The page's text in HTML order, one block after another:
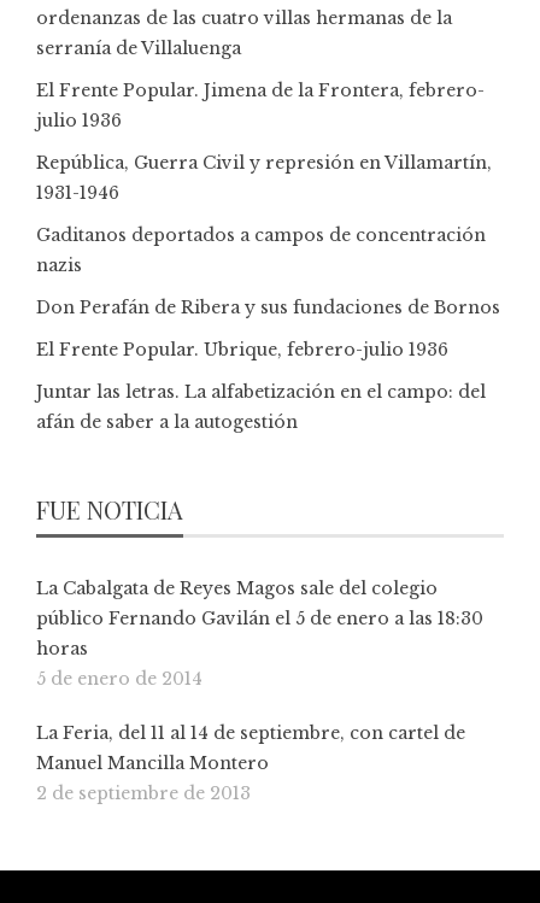
ordenanzas de las cuatro villas hermanas de la
serranía de Villaluenga
El Frente Popular. Jimena de la Frontera, febrero-
julio 1936
República, Guerra Civil y represión en Villamartín,
1931-1946
Gaditanos deportados a campos de concentración
nazis
Don Perafán de Ribera y sus fundaciones de Bornos
El Frente Popular. Ubrique, febrero-julio 1936
Juntar las letras. La alfabetización en el campo: del
afán de saber a la autogestión
FUE NOTICIA
La Cabalgata de Reyes Magos sale del colegio
público Fernando Gavilán el 5 de enero a las 18:30
horas
5 de enero de 2014
La Feria, del 11 al 14 de septiembre, con cartel de
Manuel Mancilla Montero
2 de septiembre de 2013